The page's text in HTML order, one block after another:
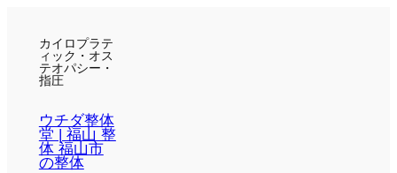
カイロプラテ
ィック・オス
テオパシー・
指圧
ウチダ整体
堂 | 福山 整
体 福山市
の整体